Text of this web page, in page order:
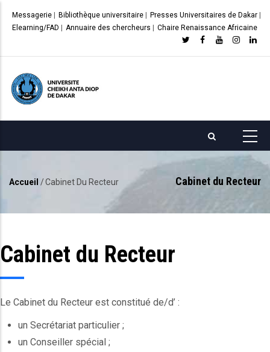
principal
Messagerie Bibliothèque universitaire Presses Universitaires de Dakar
Elearning/FAD
Annuaire des chercheurs Chaire Renaissance Africaine
Cabinet du Recteur
d'Ariane
Accueil /Cabinet Du Recteur
Cabinet du Recteur
Le Cabinet du Recteur est constitué de/d’ :
un Secrétariat particulier ;
un Conseiller spécial ;